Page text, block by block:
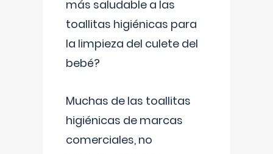
más saludable a las
toallitas higiénicas para
la limpieza del culete del
bebé?
Muchas de las toallitas
higiénicas de marcas
comerciales, no